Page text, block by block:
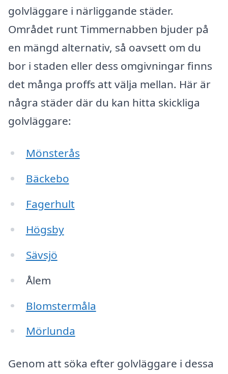
golvläggare i närliggande städer.
Området runt Timmernabben bjuder på
en mängd alternativ, så oavsett om du
bor i staden eller dess omgivningar finns
det många proffs att välja mellan. Här är
några städer där du kan hitta skickliga
golvläggare:
Mönsterås
Bäckebo
Fagerhult
Högsby
Sävsjö
Ålem
Blomstermåla
Mörlunda
Genom att söka efter golvläggare i dessa